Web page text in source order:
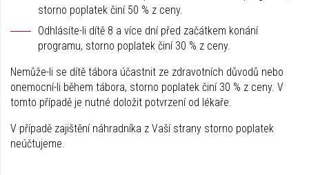
storno poplatek činí 50 % z ceny.
Odhlásíte-li dítě 8 a více dní před začátkem konání
programu, storno poplatek činí 30 % z ceny.
Nemůže-li se dítě tábora účastnit ze zdravotních důvodů nebo
onemocní-li během tábora, storno poplatek činí 30 % z ceny. V
tomto případě je nutné doložit potvrzení od lékaře.
V případě zajištění náhradníka z Vaší strany storno poplatek
neúčtujeme.